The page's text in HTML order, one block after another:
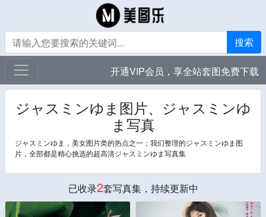
搜索
开通VIP会员，享全站套图免费下载
ジャスミンゆま图片、ジャスミンゆ
ま写真
ジャスミンゆま，美女图片类的热点之一；我们整理的ジャスミンゆま图
片，全部都是精心挑选的超高清ジャスミンゆま写真集
已收录2套写真集，持续更新中